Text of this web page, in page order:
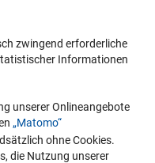
zwingend erforderliche
Informationen
unserer Onlineangebote
„Matomo“
ohne Cookies.
die Nutzung unserer